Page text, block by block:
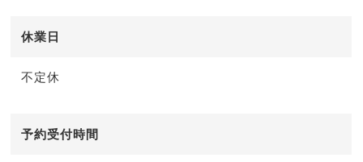
休業日
不定休
予約受付時間